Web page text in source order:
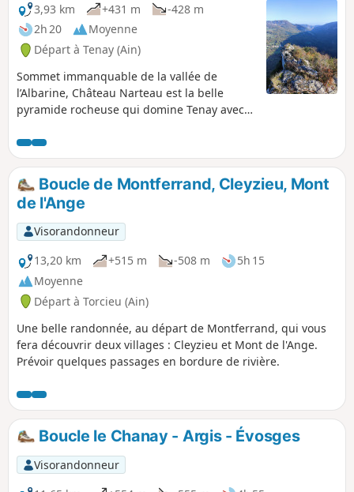
3,93 km +431 m
-428 m
2h 20
Moyenne
Départ à Tenay (Ain)
Sommet immanquable de la vallée de
l’Albarine, Château Narteau est la belle
pyramide rocheuse qui domine Tenay avec
se faire depuis le parking de la via ferrata
d'Hostiaz mais une belle randonnée consiste
à faire le tour de Château Narteau depuis
Tenay en montant par le sentier du Cordaret
et descendant par le chemin du facteur.
Boucle de Montferrand, Cleyzieu, Mont
de l'Ange
Visorandonneur
13,20 km
+515 m -508 m
5h 15
Moyenne
Départ à Torcieu (Ain)
Une belle randonnée, au départ de Montferrand, qui vous
fera découvrir deux villages : Cleyzieu et Mont de l'Ange.
Prévoir quelques passages en bordure de rivière.
Boucle le Chanay - Argis - Évosges
Visorandonneur